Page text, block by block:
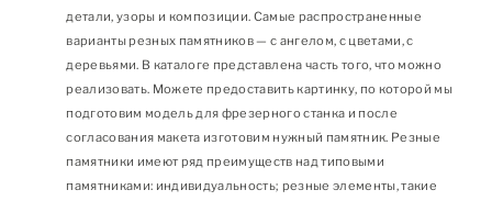
детали, узоры и композиции. Самые распространенные
варианты резных памятников — с ангелом, с цветами, с
деревьями. В каталоге представлена часть того, что можно
реализовать. Можете предоставить картинку, по которой мы
подготовим модель для фрезерного станка и после
согласования макета изготовим нужный памятник. Резные
памятники имеют ряд преимуществ над типовыми
памятниками: индивидуальность; резные элементы, такие